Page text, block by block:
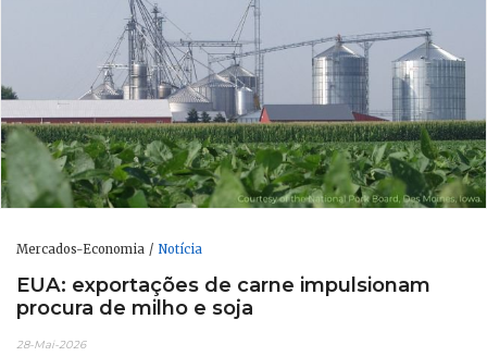
Mercados-Economia Notícia
EUA: exportações de carne impulsionam
procura de milho e soja
28-Mai-2026